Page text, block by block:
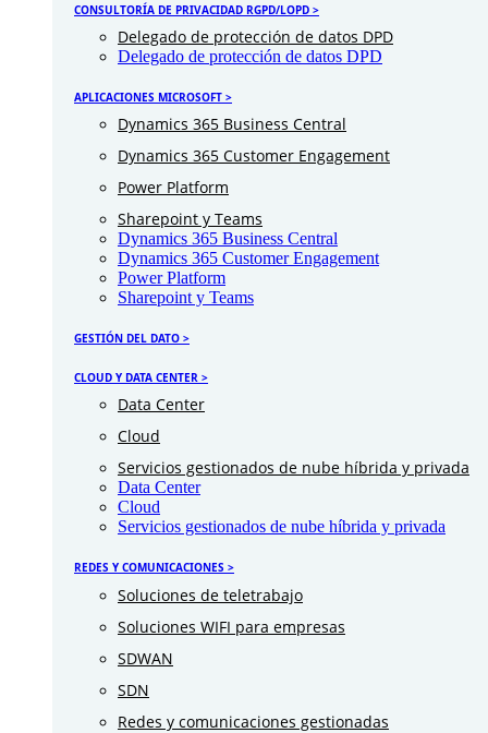
CONSULTORÍA DE PRIVACIDAD RGPD/LOPD >
Delegado de protección de datos DPD
Delegado de protección de datos DPD
APLICACIONES MICROSOFT >
Dynamics 365 Business Central
Dynamics 365 Customer Engagement
Power Platform
Sharepoint y Teams
Dynamics 365 Business Central
Dynamics 365 Customer Engagement
Power Platform
Sharepoint y Teams
GESTIÓN DEL DATO >
CLOUD Y DATA CENTER >
Data Center
Cloud
Servicios gestionados de nube híbrida y privada
Data Center
Cloud
Servicios gestionados de nube híbrida y privada
REDES Y COMUNICACIONES >
Soluciones de teletrabajo
Soluciones WIFI para empresas
SDWAN
SDN
Redes y comunicaciones gestionadas